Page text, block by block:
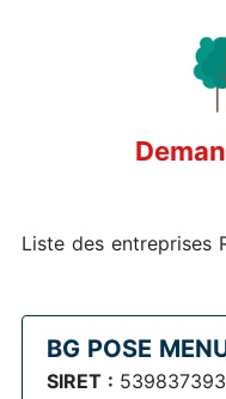
Liste des entreprises
BG POSE
SIRET :